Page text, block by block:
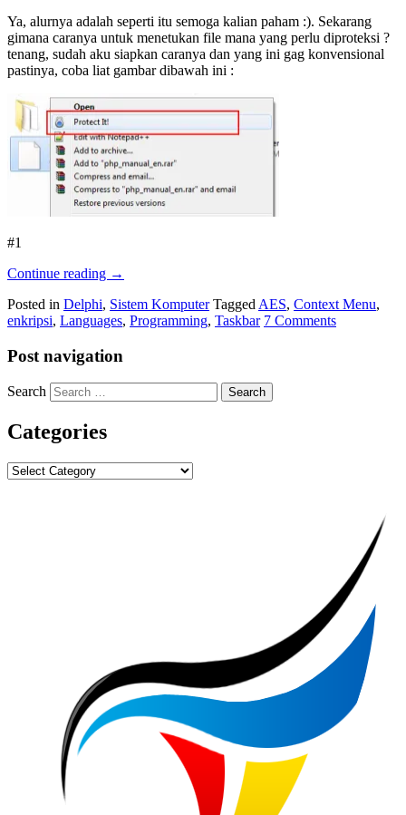
Ya, alurnya adalah seperti itu semoga kalian paham :). Sekarang
gimana caranya untuk menetukan file mana yang perlu diproteksi ?
tenang, sudah aku siapkan caranya dan yang ini gag konvensional
pastinya, coba liat gambar dibawah ini :
#1
Continue reading →
Posted in Delphi, Sistem Komputer Tagged AES, Context Menu,
enkripsi, Languages, Programming, Taskbar 7 Comments
Post navigation
Search
Categories
Categories